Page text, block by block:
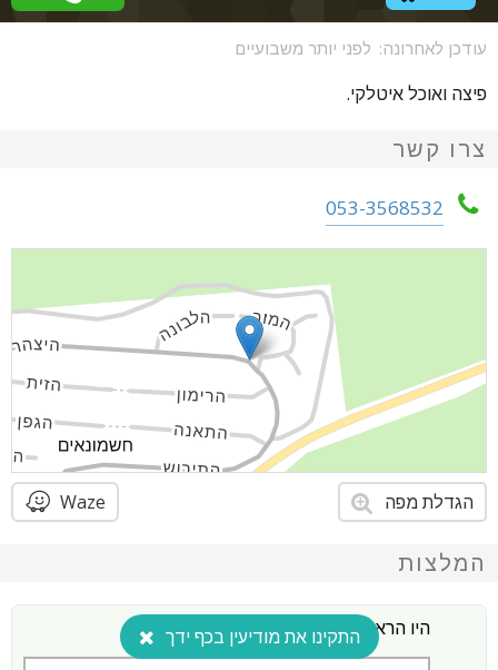
עודכן לאחרונה: לפני יותר משבועיים
פיצה ואוכל איטלקי.
צרו קשר
053-3568532
הגדלת מפה Waze
המלצות
היו הראשונים להמליץ על העסק הזה!
התקינו את מודיעין בכף ידך